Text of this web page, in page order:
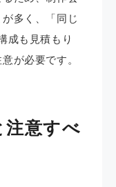
多く、「同じ
成も見積もり
が必要です。
注意すべ